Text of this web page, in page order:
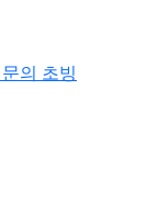
의 초빙